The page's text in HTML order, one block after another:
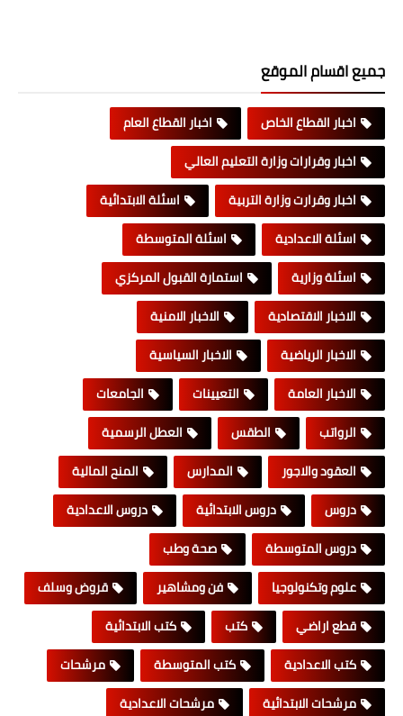
جميع اقسام الموقع
اخبار القطاع الخاص
اخبار القطاع العام
اخبار وقرارات وزارة التعليم العالي
اخبار وقرارت وزارة التربية
اسئلة الابتدائية
اسئلة الاعدادية
اسئلة المتوسطة
اسئلة وزارية
استمارة القبول المركزي
الاخبار الاقتصادية
الاخبار الامنية
الاخبار الرياضية
الاخبار السياسية
الاخبار العامة
التعيينات
الجامعات
الرواتب
الطقس
العطل الرسمية
العقود والاجور
المدارس
المنح المالية
دروس
دروس الابتدائية
دروس الاعدادية
دروس المتوسطة
صحة وطب
علوم وتكنولوجيا
فن ومشاهير
قروض وسلف
قطع اراضي
كتب
كتب الابتدائية
كتب الاعدادية
كتب المتوسطة
مرشحات
مرشحات الابتدائية
مرشحات الاعدادية